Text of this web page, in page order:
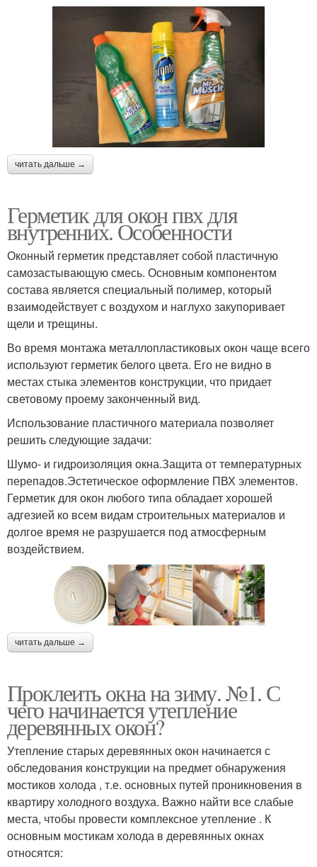
читать дальше →
Герметик для окон пвх для
внутренних. Особенности
Оконный герметик представляет собой пластичную
самозастывающую смесь. Основным компонентом
состава является специальный полимер, который
взаимодействует с воздухом и наглухо закупоривает
щели и трещины.
Во время монтажа металлопластиковых окон чаще всего
используют герметик белого цвета. Его не видно в
местах стыка элементов конструкции, что придает
световому проему законченный вид.
Использование пластичного материала позволяет
решить следующие задачи:
Шумо- и гидроизоляция окна.Защита от температурных
перепадов.Эстетическое оформление ПВХ элементов.
Герметик для окон любого типа обладает хорошей
адгезией ко всем видам строительных материалов и
долгое время не разрушается под атмосферным
воздействием.
читать дальше →
Проклеить окна на зиму. №1. С
чего начинается утепление
деревянных окон?
Утепление старых деревянных окон начинается с
обследования конструкции на предмет обнаружения
мостиков холода , т.е. основных путей проникновения в
квартиру холодного воздуха. Важно найти все слабые
места, чтобы провести комплексное утепление . К
основным мостикам холода в деревянных окнах
относятся: